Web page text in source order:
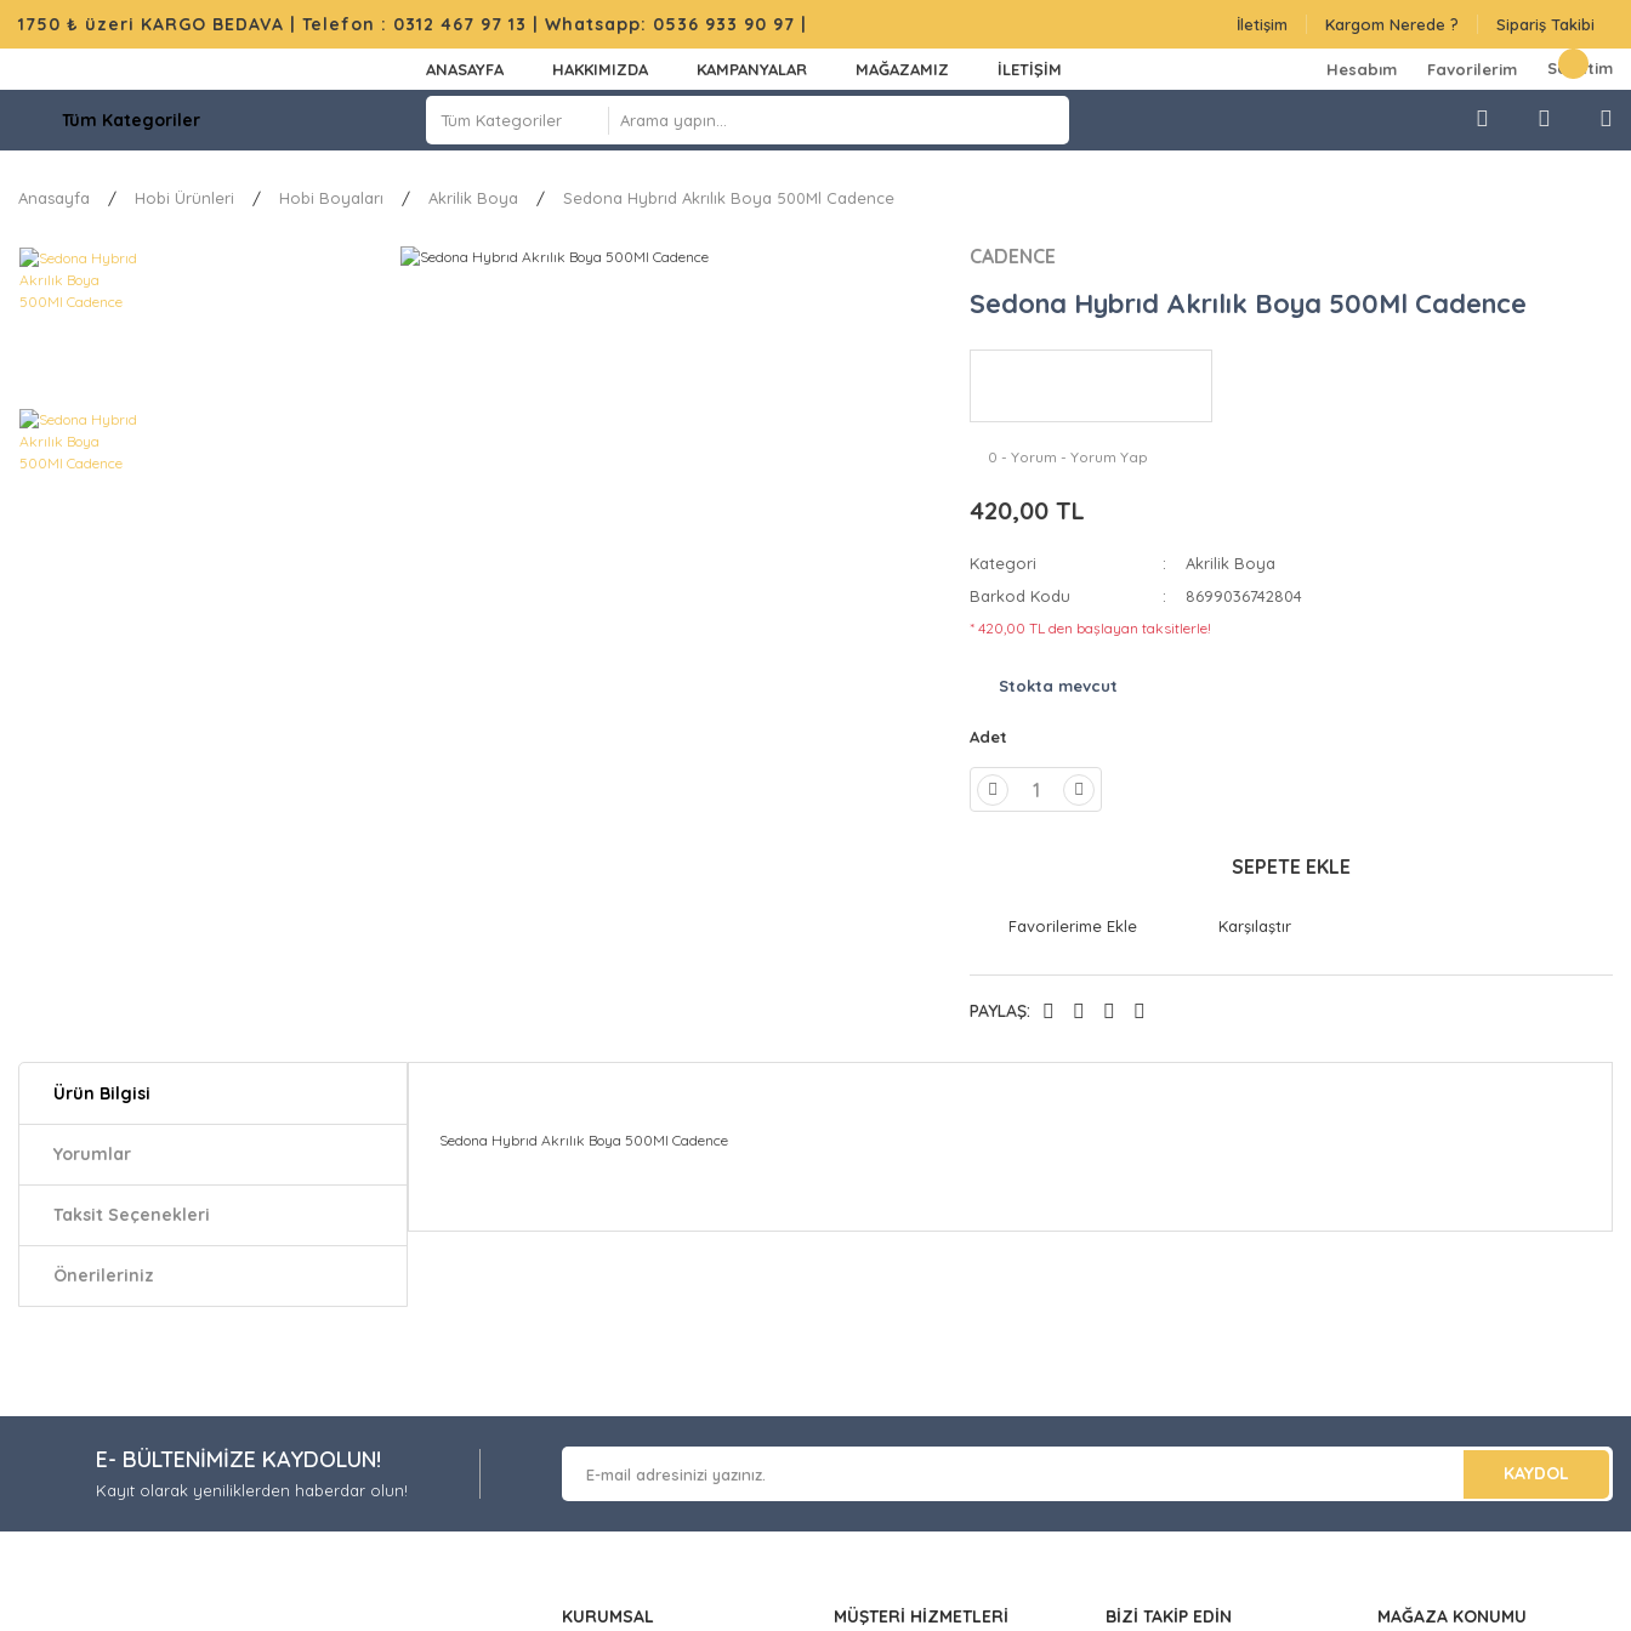
1750 ₺ üzeri KARGO BEDAVA | Telefon : 0312 467 97 13 | Whatsapp: 0536 933 90 97 | İletişim Kargom Nerede ? Sipariş Takibi
ANASAYFA HAKKIMIZDA KAMPANYALAR MAĞAZAMIZ İLETİŞİM Hesabım Favorilerim Sepetim
Tüm Kategoriler
Anasayfa Hobi Ürünleri Hobi Boyaları Akrilik Boya Sedona Hybrıd Akrılık Boya 500Ml Cadence
CADENCE
Sedona Hybrıd Akrılık Boya 500Ml Cadence
0 - Yorum - Yorum Yap
420,00 TL
Kategori
Akrilik Boya
Barkod Kodu
8699036742804
* 420,00 TL den başlayan taksitlerle!
Stokta mevcut
Adet
SEPETE EKLE
Karşılaştır
PAYLAŞ:
Ürün Bilgisi
Yorumlar
Taksit Seçenekleri
Önerileriniz
Sedona Hybrıd Akrılık Boya 500Ml Cadence
Ürün fiyatı diğer sitelerden daha pahalı.
E- BÜLTENİMİZE KAYDOLUN!
Kayıt olarak yeniliklerden haberdar olun!
KAYDOL
KURUMSAL MÜŞTERİ HİZMETLERİ BİZİ TAKİP EDİN MAĞAZA KONUMU